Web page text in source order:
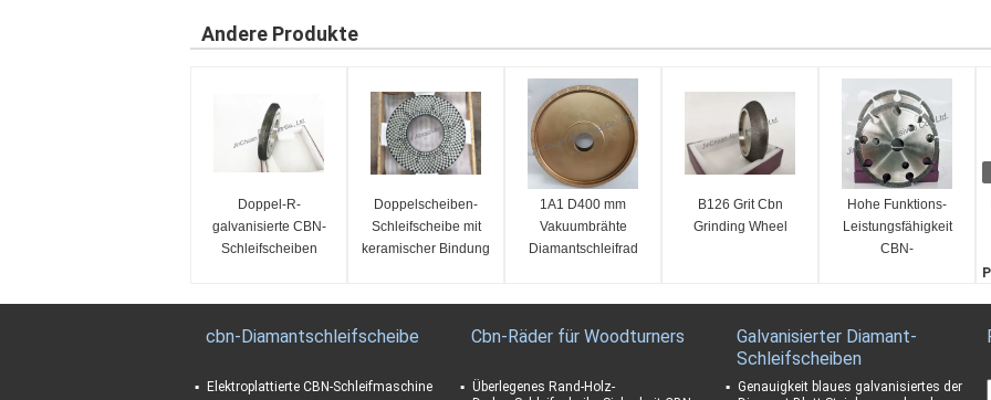
Andere Produkte
Doppel-R-
galvanisierte CBN-
Schleifscheiben
Doppelscheiben-
Schleifscheibe mit
keramischer Bindung
1A1 D400 mm
Vakuumbrähte
Diamantschleifrad
B126 Grit Cbn
Grinding Wheel
Hohe Funktions-
Leistungsfähigkeit
CBN-
cbn-Diamantschleifscheibe
Elektroplattierte CBN-Schleifmaschine
Cbn-Räder für Woodturners
Überlegenes Rand-Holz-
Galvanisierter Diamant-
Schleifscheiben
Genauigkeit blaues galvanisiertes der